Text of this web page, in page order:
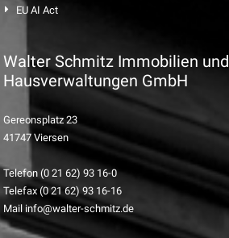
EU AI Act
Walter Schmitz Immobilien und
Hausverwaltungen GmbH
Gereonsplatz 23
41747 Viersen
Telefon (0 21 62) 93 16-0
Telefax (0 21 62) 93 16-16
Mail info@walter-schmitz.de